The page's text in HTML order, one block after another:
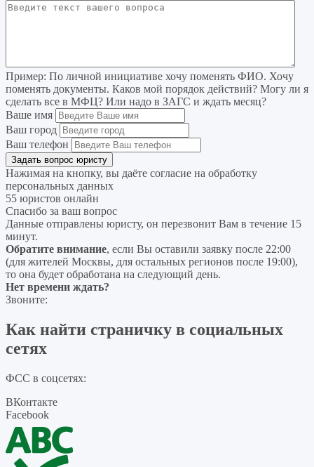
Пример: По личной инициативе хочу поменять ФИО. Хочу
поменять документы. Каков мой порядок действий? Могу ли я
сделать все в МФЦ? Или надо в ЗАГС и ждать месяц?
Ваше имя
Ваш город
Ваш телефон
Нажимая на кнопку, вы даёте согласие на обработку
персональных данных
55 юристов онлайн
Спасибо за ваш вопрос
Данные отправлены юристу, он перезвонит Вам в течение 15
минут.
Обратите внимание, если Вы оставили заявку после 22:00
(для жителей Москвы, для остальных регионов после 19:00),
то она будет обработана на следующий день.
Нет времени ждать?
Звоните:
Как найти страничку в социальных
сетях
ФСС в соцсетях:
ВКонтакте
Facebook